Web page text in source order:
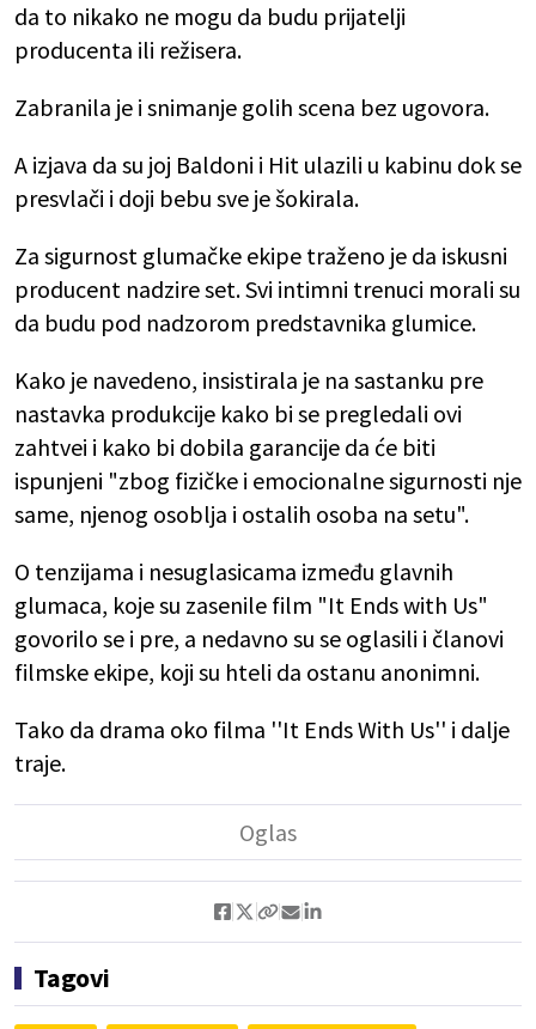
da to nikako ne mogu da budu prijatelji
producenta ili režisera.
Zabranila je i snimanje golih scena bez ugovora.
A izjava da su joj Baldoni i Hit ulazili u kabinu dok se
presvlači i doji bebu sve je šokirala.
Za sigurnost glumačke ekipe traženo je da iskusni
producent nadzire set. Svi intimni trenuci morali su
da budu pod nadzorom predstavnika glumice.
Kako je navedeno, insistirala je na sastanku pre
nastavka produkcije kako bi se pregledali ovi
zahtvei i kako bi dobila garancije da će biti
ispunjeni "zbog fizičke i emocionalne sigurnosti nje
same, njenog osoblja i ostalih osoba na setu".
O tenzijama i nesuglasicama između glavnih
glumaca, koje su zasenile film "It Ends with Us"
govorilo se i pre, a nedavno su se oglasili i članovi
filmske ekipe, koji su hteli da ostanu anonimni.
Tako da drama oko filma ''It Ends With Us'' i dalje
traje.
Tagovi